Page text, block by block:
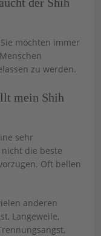
möchten immer
zu werden.
mein Shih
sehr
nicht die beste
Oft bellen
anderen
Langeweile,